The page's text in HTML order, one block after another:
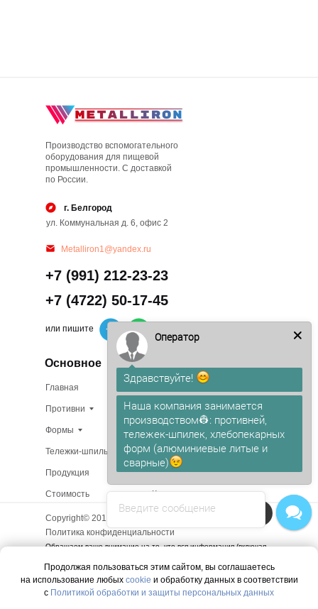
Производство вспомогательного
оборудования для пищевой
промышленности. С доставкой
по России.
г. Белгород
ул. Коммунальная д. 6, офис 2
+7 (991) 212-23-23
Metalliron1@yandex.ru
Основное
Главная
Продукция
Противни
Стоимость
Доставка
Тележки-шпильки
Изготовление на заказ
Сертификаты
Контакты
Copyright© 2015 - 2025. Все права защищены.
Политика конфиденциальности
или пишите
+7 (4722) 50-17-45
Формы
В наличии
Обращаем ваше внимание на то, что вся информация (включая
информационный характер и ни при каких условиях не является
публичной офертой, определяемой положениями Статьи 437 (2)
Гражданского кодекса РФ.
Продолжая пользоваться этим сайтом, вы соглашаетесь
на использование любых cookie и обработку данных в соответствии
с Политикой обработки и защиты персональных данных
Напишите в чат!
Введите сообщение
Оператор
Здравствуйте!
Наша компания занимается
производством👷: противней,
тележек-шпилек, хлебопекарных
форм (алюминиевые литые и
сварные)